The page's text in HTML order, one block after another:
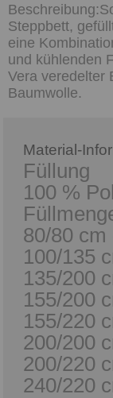
Steppbett,
eine
und kühlenden
Vera veredelter
Baumwolle.
Material-
Füllung
100 %
80/80 cm
100/135
135/200
155/200
155/220
200/200
200/220
240/220